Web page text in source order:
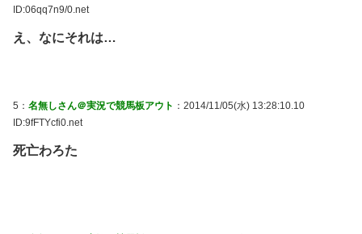
ID:06qq7n9/0.net
え、なにそれは…
5： 名無しさん＠実況で競馬板アウト ：2014/11/05(水) 13:28:10.10
ID:9fFTYcfi0.net
死亡わろた